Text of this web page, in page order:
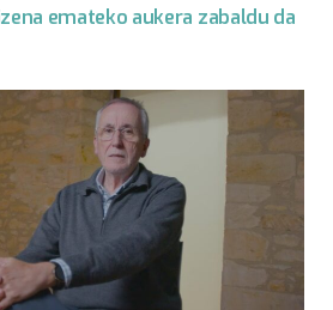
emateko aukera zabaldu da